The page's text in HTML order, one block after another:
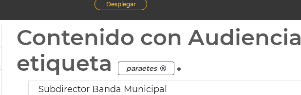
Desplegar
Contenido con Audiencia
etiqueta
paraetes .
Subdirector Banda Municipal